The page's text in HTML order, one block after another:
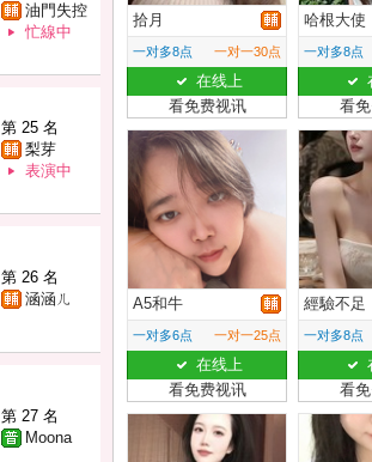
油門失控
忙線中
第 25 名
梨芽
表演中
第 26 名
涵涵ㄦ
第 27 名
Moona
拾月
一对多8点 一对一30点
在线上
看免费视讯
哈根大使
一对多8点
看
A5和牛
一对多6点 一对一25点
在线上
看免费视讯
經驗不足
一对多8点
看